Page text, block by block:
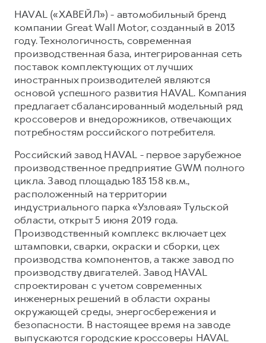
HAVAL («ХАВЕЙЛ») - автомобильный бренд
компании Great Wall Motor, созданный в 2013
году. Технологичность, современная
производственная база, интегрированная сеть
поставок комплектующих от лучших
иностранных производителей являются
основой успешного развития HAVAL. Компания
предлагает сбалансированный модельный ряд
кроссоверов и внедорожников, отвечающих
потребностям российского потребителя.
Российский завод HAVAL - первое зарубежное
производственное предприятие GWM полного
цикла. Завод площадью 183 158 кв.м.,
расположенный на территории
индустриального парка «Узловая» Тульской
области, открыт 5 июня 2019 года.
Производственный комплекс включает цех
штамповки, сварки, окраски и сборки, цех
производства компонентов, а также завод по
производству двигателей. Завод HAVAL
спроектирован с учетом современных
инженерных решений в области охраны
окружающей среды, энергосбережения и
безопасности. В настоящее время на заводе
выпускаются городские кроссоверы HAVAL